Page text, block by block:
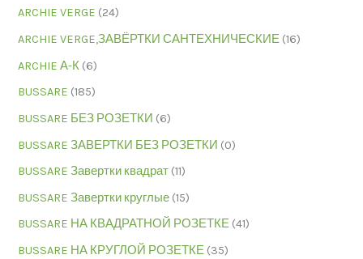
ARCHIE VERGE (24)
ARCHIE VERGE,ЗАВЁРТКИ САНТЕХНИЧЕСКИЕ (16)
ARCHIE А-К (6)
BUSSARE (185)
BUSSARE БЕЗ РОЗЕТКИ (6)
BUSSARE ЗАВЕРТКИ БЕЗ РОЗЕТКИ (0)
BUSSARE Завертки квадрат (11)
BUSSARE Завертки круглые (15)
BUSSARE НА КВАДРАТНОЙ РОЗЕТКЕ (41)
BUSSARE НА КРУГЛОЙ РОЗЕТКЕ (35)